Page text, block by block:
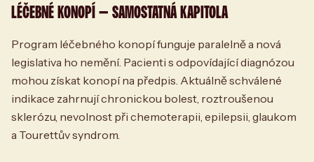
LÉČEBNÉ KONOPÍ — SAMOSTATNÁ KAPITOLA
Program léčebného konopí funguje paralelně a nová
legislativa ho nemění. Pacienti s odpovídající diagnózou
mohou získat konopí na předpis. Aktuálně schválené
indikace zahrnují chronickou bolest, roztroušenou
sklerózu, nevolnost při chemoterapii, epilepsii, glaukom
a Tourettův syndrom.